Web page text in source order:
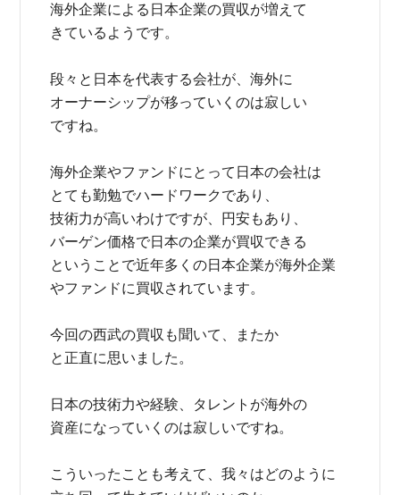
海外企業による日本企業の買収が増えて
きているようです。
段々と日本を代表する会社が、海外に
オーナーシップが移っていくのは寂しい
ですね。
海外企業やファンドにとって日本の会社は
とても勤勉でハードワークであり、
技術力が高いわけですが、円安もあり、
バーゲン価格で日本の企業が買収できる
ということで近年多くの日本企業が海外企業
やファンドに買収されています。
今回の西武の買収も聞いて、またか
と正直に思いました。
日本の技術力や経験、タレントが海外の
資産になっていくのは寂しいですね。
こういったことも考えて、我々はどのように